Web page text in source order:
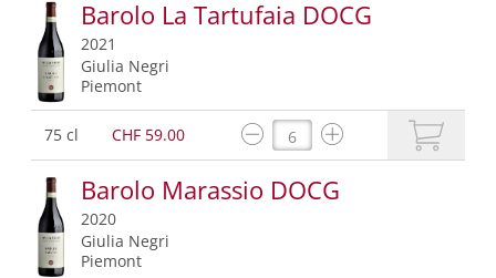
Barolo La Tartufaia DOCG
2021
Giulia Negri
Piemont
75 cl CHF 59.00
Barolo Marassio DOCG
2020
Giulia Negri
Piemont